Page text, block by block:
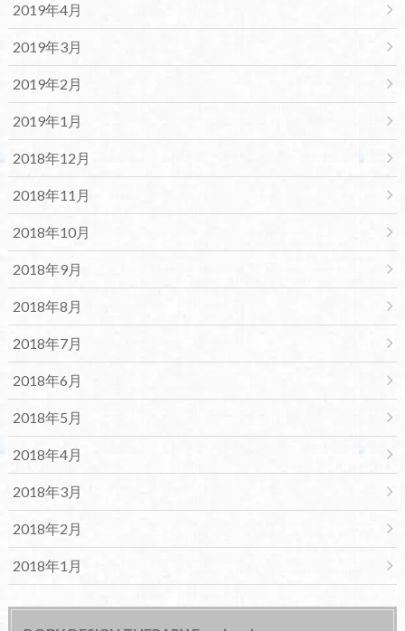
2019年4月
2019年3月
2019年2月
2019年1月
2018年12月
2018年11月
2018年10月
2018年9月
2018年8月
2018年7月
2018年6月
2018年5月
2018年4月
2018年3月
2018年2月
2018年1月